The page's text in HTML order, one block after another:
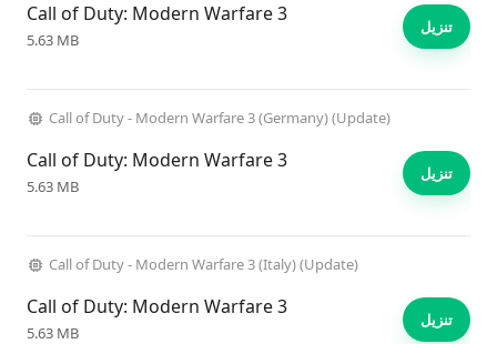
Call of Duty: Modern Warfare 3
5.63 MB
تنزيل
Call of Duty - Modern Warfare 3 (Germany) (Update)
Call of Duty: Modern Warfare 3
5.63 MB
تنزيل
Call of Duty - Modern Warfare 3 (Italy) (Update)
Call of Duty: Modern Warfare 3
5.63 MB
تنزيل